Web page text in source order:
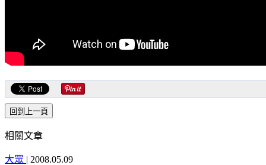
相關文章
大眾 | 2008.05.09